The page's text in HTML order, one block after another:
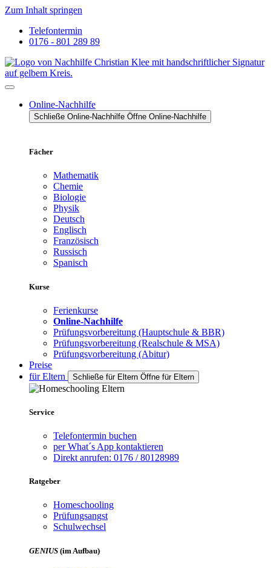
Zum Inhalt springen
Telefontermin
0176 - 801 289 89
Online-Nachhilfe
Schließe Online-Nachhilfe Öffne Online-Nachhilfe
Fächer
Mathematik
Chemie
Biologie
Physik
Deutsch
Englisch
Französisch
Russisch
Spanisch
Kurse
Ferienkurse
Online-Nachhilfe
Prüfungsvorbereitung (Hauptschule & BBR)
Prüfungsvorbereitung (Realschule & MSA)
Prüfungsvorbereitung (Abitur)
Preise
für Eltern
Schließe für Eltern Öffne für Eltern
Service
Telefontermin buchen
per What´s App kontaktieren
Direkt anrufen: 0176 / 80128989
Ratgeber
Homeschooling
Prüfungsangst
Schulwechsel
GENIUS (im Aufbau)